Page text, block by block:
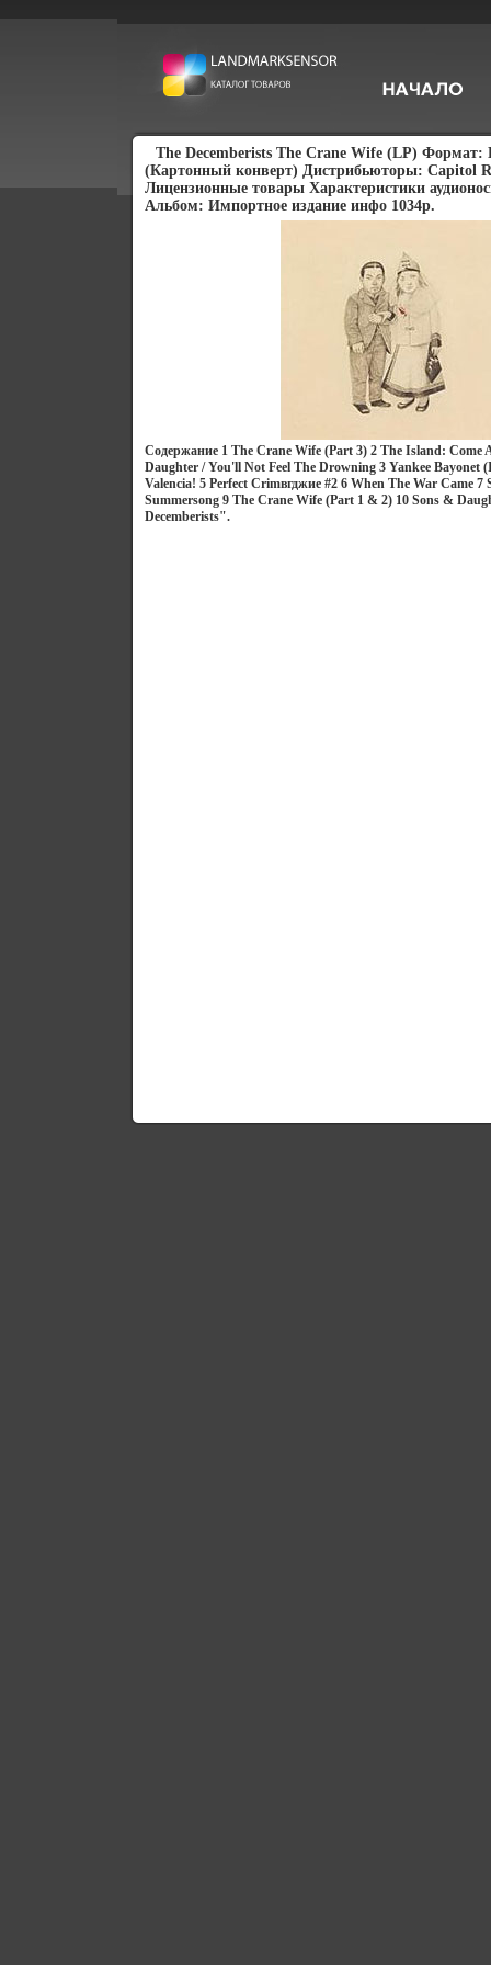
The Decemberists The Crane Wife (LP) Формат:
(Картонный конверт) Дистрибьюторы: Capitol
Лицензионные товары Характеристики
Альбом: Импортное издание инфо 1034p.
Содержание 1 The Crane Wife (Part 3) 2 The Island: Come
Daughter / You'll Not Feel The Drowning 3 Yankee Bayonet
Valencia! 5 Perfect Crimвгджиe #2 6 When The War Came 7
Summersong 9 The Crane Wife (Part 1 & 2) 10 Sons &
Decemberists".